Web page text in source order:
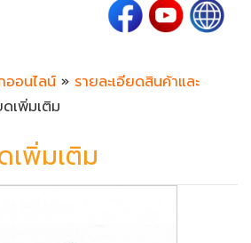
อนไลน์ » รายละเอียดสินค้าและ
เพิ่มเติม
เพิ่มเติม